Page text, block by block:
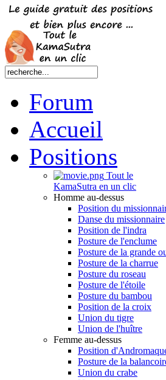
Forum
Accueil
Positions
Tout le
KamaSutra en un clic
Homme au-dessus
Position du
Danse du missionnaire
Position de l'indra
Posture de l'enclume
Posture de la grande
Posture de la charrue
Posture du roseau
Posture de l'étoile
Posture du bambou
Position de la croix
Union du tigre
Union de l'huître
Femme au-dessus
Position
Posture de la
Union du crabe